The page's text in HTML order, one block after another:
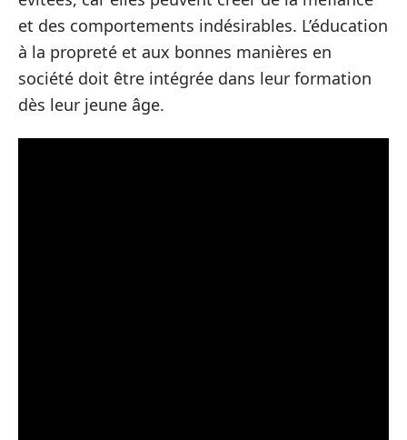
et des comportements indésirables. L’éducation
à la propreté et aux bonnes manières en
société doit être intégrée dans leur formation
dès leur jeune âge.